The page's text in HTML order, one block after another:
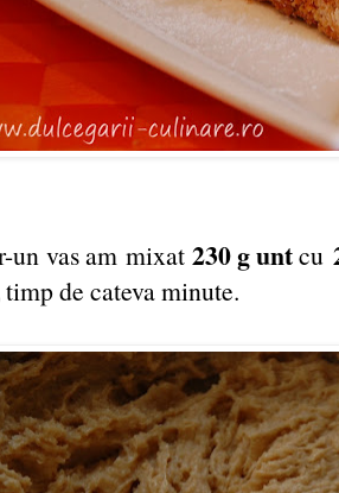
un vas am mixat 230 g untcu
timp de cateva minute.